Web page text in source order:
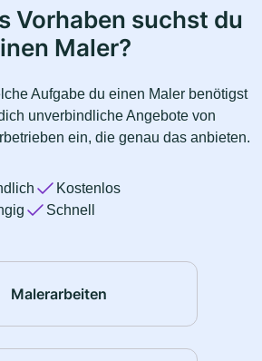
Vorhaben suchst du
Maler?
Aufgabe du einen Maler benötigst
unverbindliche Angebote von
ein, die genau das anbieten.
Kostenlos
Schnell
Malerarbeiten